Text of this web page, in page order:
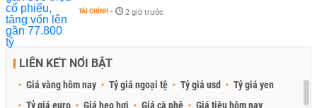
TÀI CHÍNH - 2 giờ trước
LIÊN KẾT NỔI BẬT
Giá vàng hôm nay Tỷ giá ngoại tệ Tỷ giá usd
Tỷ giá yen
Tỷ giá euro
Giá heo hơi Giá cà phê Giá tiêu hôm nay